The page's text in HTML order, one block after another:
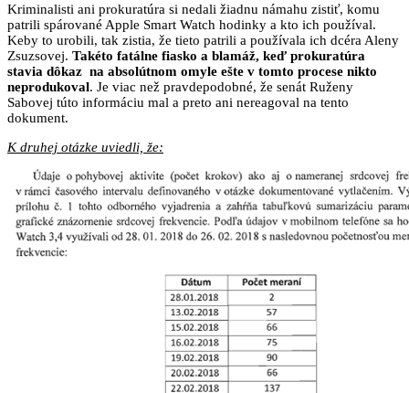
Kriminalisti ani prokuratúra si nedali žiadnu námahu zistiť, komu
patrili spárované Apple Smart Watch hodinky a kto ich používal.
Keby to urobili, tak zistia, že tieto patrili a používala ich dcéra Aleny
Zsuzsovej. Takéto fatálne fiasko a blamáž, keď prokuratúra
stavia dôkaz na absolútnom omyle ešte v tomto procese nikto
neprodukoval. Je viac než pravdepodobné, že senát Ruženy
Sabovej túto informáciu mal a preto ani nereagoval na tento
dokument.
K druhej otázke uviedli, že: